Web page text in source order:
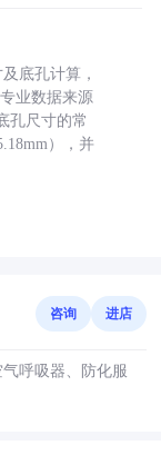
底孔计算，
业数据来源
孔尺寸的常
），并
咨询 进店
呼吸器、防化服